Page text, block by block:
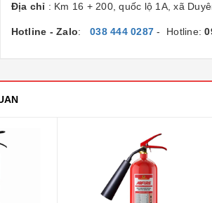
Địa chỉ : Km 16 + 200, quốc lộ 1A, xã
Hotline - Zalo: 038 444 0287 - Hotline: